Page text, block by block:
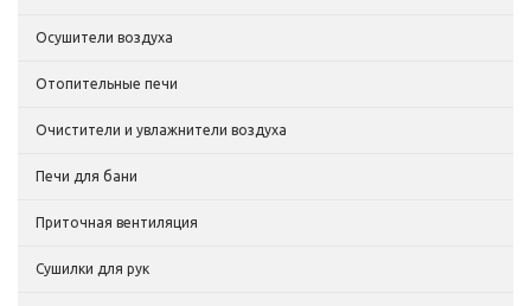
Осушители воздуха
Отопительные печи
Очистители и увлажнители воздуха
Печи для бани
Приточная вентиляция
Сушилки для рук